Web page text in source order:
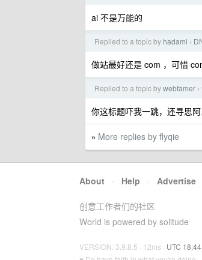
ai 不是万能的
Replied to a topic by hadami ›
做站最好还是 com ，可惜
Replied to a topic bywebfamer ›
你这标题吓我一跳，还寻思
» More replies by flyqie
About · Help · Advertise
创意工作者们的社区
World is powered by solitude
VERSION: 3.9.8.5 · 12ms · UTC 18:44